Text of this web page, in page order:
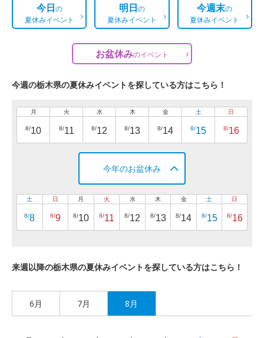
今日の
夏休みイベント
明日の
夏休みイベント
今週末の
夏休みイベント
お盆休みのイベント
今週の栃木県の夏休みイベントを探している方はこちら！
月
8/10
火
8/11
水
8/12
木
8/13
金
8/14
土
8/15
日
8/16
今年のお盆休み
土
8/8
日
8/9
月
8/10
火
8/11
水
8/12
木
8/13
金
8/14
土
8/15
日
8/16
来週以降の栃木県の夏休みイベントを探している方はこちら！
6月 7月 8月